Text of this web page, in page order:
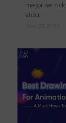
mejor se
vida.